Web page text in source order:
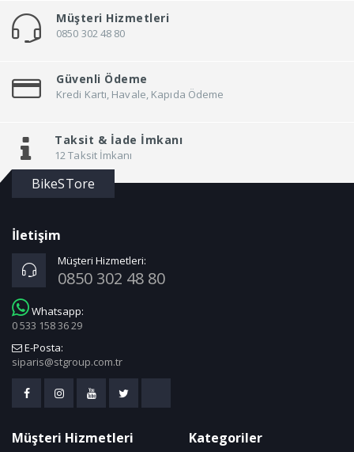
Müşteri Hizmetleri
0850 302 48 80
Güvenli Ödeme
Kredi Kartı, Havale, Kapıda Ödeme
Taksit & İade İmkanı
12 Taksit İmkanı
BikeSTore
İletişim
Müşteri Hizmetleri:
0850 302 48 80
Whatsapp:
0 533 158 36 29
E-Posta:
siparis@stgroup.com.tr
Müşteri Hizmetleri Kategoriler